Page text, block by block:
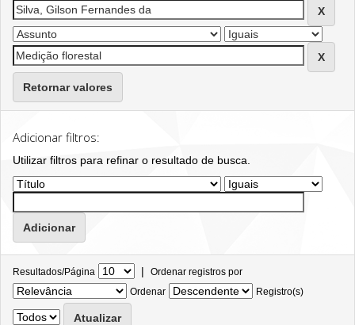
Retornar valores
Adicionar filtros:
Utilizar filtros para refinar o resultado de busca.
Resultados/Página | Ordenar registros por
Ordenar
Registro(s)